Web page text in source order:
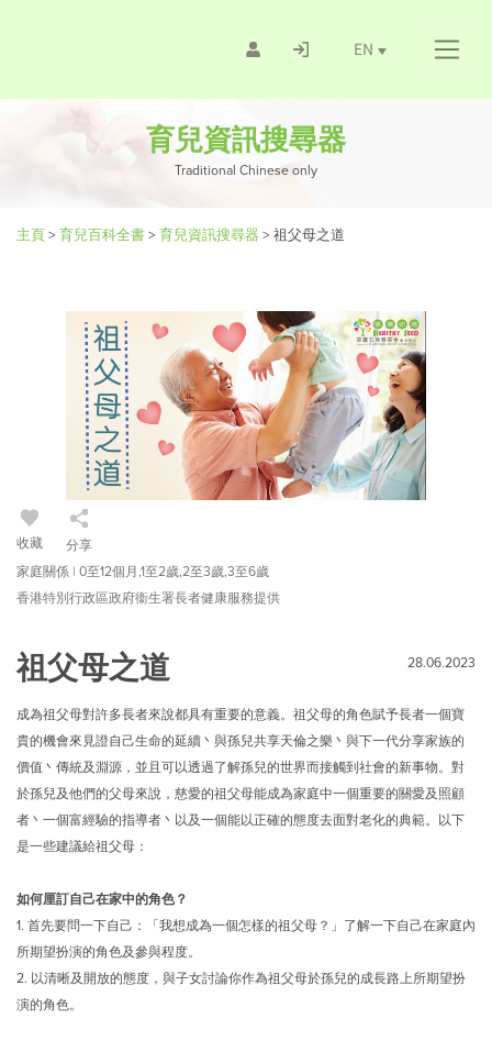
EN
育兒資訊搜尋器
Traditional Chinese only
主頁> 育兒百科全書> 育兒資訊搜尋器 > 祖父母之道
收藏
分享
家庭關係 | 0至12個月,1至2歲,2至3歲,3至6歲
香港特別行政區政府衞生署長者健康服務提供
祖父母之道 28.06.2023
成為祖父母對許多長者來說都具有重要的意義。祖父母的角色賦予長者一個寶
貴的機會來見證自己生命的延續丶與孫兒共享天倫之樂丶與下一代分享家族的
價值丶傳統及淵源，並且可以透過了解孫兒的世界而接觸到社會的新事物。對
於孫兒及他們的父母來說，慈愛的祖父母能成為家庭中一個重要的關愛及照顧
者丶一個富經驗的指導者丶以及一個能以正確的態度去面對老化的典範。以下
是一些建議給祖父母：
如何厘訂自己在家中的角色？
1. 首先要問一下自己：「我想成為一個怎樣的祖父母？」了解一下自己在家庭內
所期望扮演的角色及參與程度。
2. 以清晰及開放的態度，與子女討論你作為祖父母於孫兒的成長路上所期望扮
演的角色。